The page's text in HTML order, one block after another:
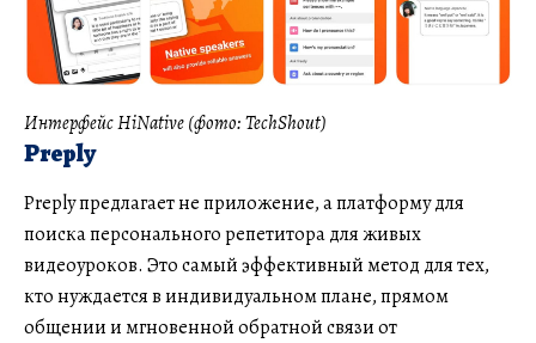
Интерфейс HiNative (фото: TechShout)
Preply
Preply предлагает не приложение, а платформу для
поиска персонального репетитора для живых
видеоуроков. Это самый эффективный метод для тех,
кто нуждается в индивидуальном плане, прямом
общении и мгновенной обратной связи от